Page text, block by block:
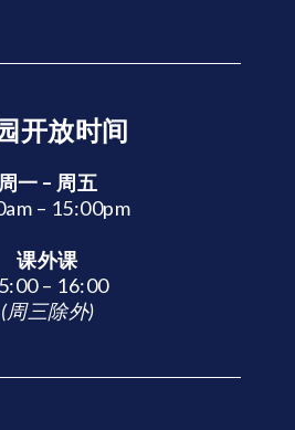
开放时间
周一 – 周五
– 15:00pm
课外课
– 16:00
(周三除外)